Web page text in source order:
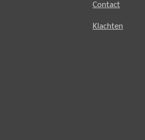
Contact
Klachten